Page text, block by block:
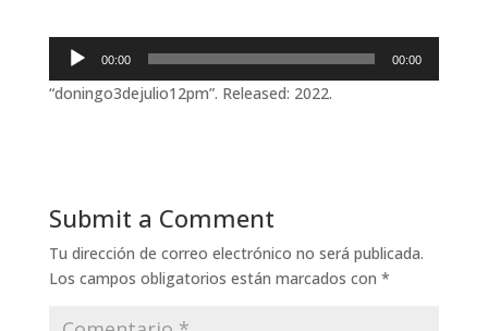
Reproductor
audio
00:00 00:00
“doningo3dejulio12pm”. Released: 2022.
Submit a Comment
Tu dirección de correo electrónico no será publicada.
Los campos obligatorios están marcados con *